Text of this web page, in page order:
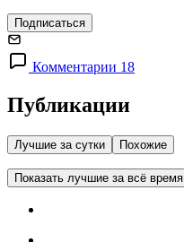
Подписаться
Комментарии 18
Публикации
Лучшие за сутки Похожие
Показать лучшие за всё время